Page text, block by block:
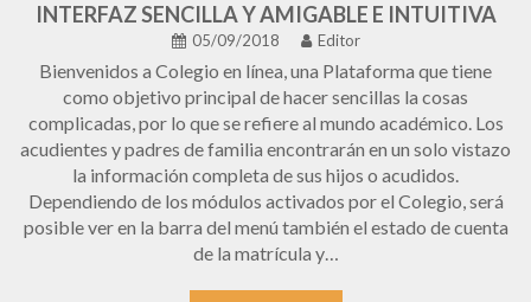
INTERFAZ SENCILLA Y AMIGABLE E INTUITIVA
05/09/2018 Editor
Bienvenidos a Colegio en línea, una Plataforma que tiene
como objetivo principal de hacer sencillas la cosas
complicadas, por lo que se refiere al mundo académico. Los
acudientes y padres de familia encontrarán en un solo vistazo
la información completa de sus hijos o acudidos.
Dependiendo de los módulos activados por el Colegio, será
posible ver en la barra del menú también el estado de cuenta
de la matrícula y…